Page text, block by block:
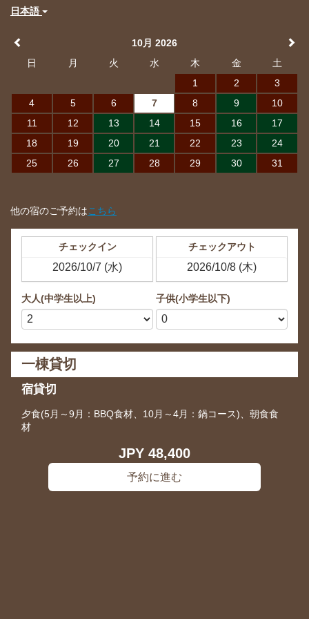
日本語
10月 2026
日
月 火 水 木 金
土
1
2
3
4
5 6 7 8 9
10
11
12 13 14 15 16
17
18
19 20 21 22 23
24
25
26 27 28 29 30 31
他の宿のご予約はこちら
チェックイン チェックアウト
大人(中学生以上) 子供(小学生以下)
一棟貸切
宿貸切
夕食(5月～9月：BBQ食材、10月～4月：鍋コース)、朝食食
材
JPY 48,400